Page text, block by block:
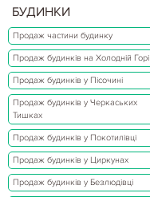
БУДИНКИ
Продаж частини будинку
Продаж будинків на Холодній Горі
Продаж будинків у Пісочині
Продаж будинків у Черкаських
Тишках
Продаж будинків у Покотилівці
Продаж будинків у Циркунах
Продаж будинків у Безлюдівці